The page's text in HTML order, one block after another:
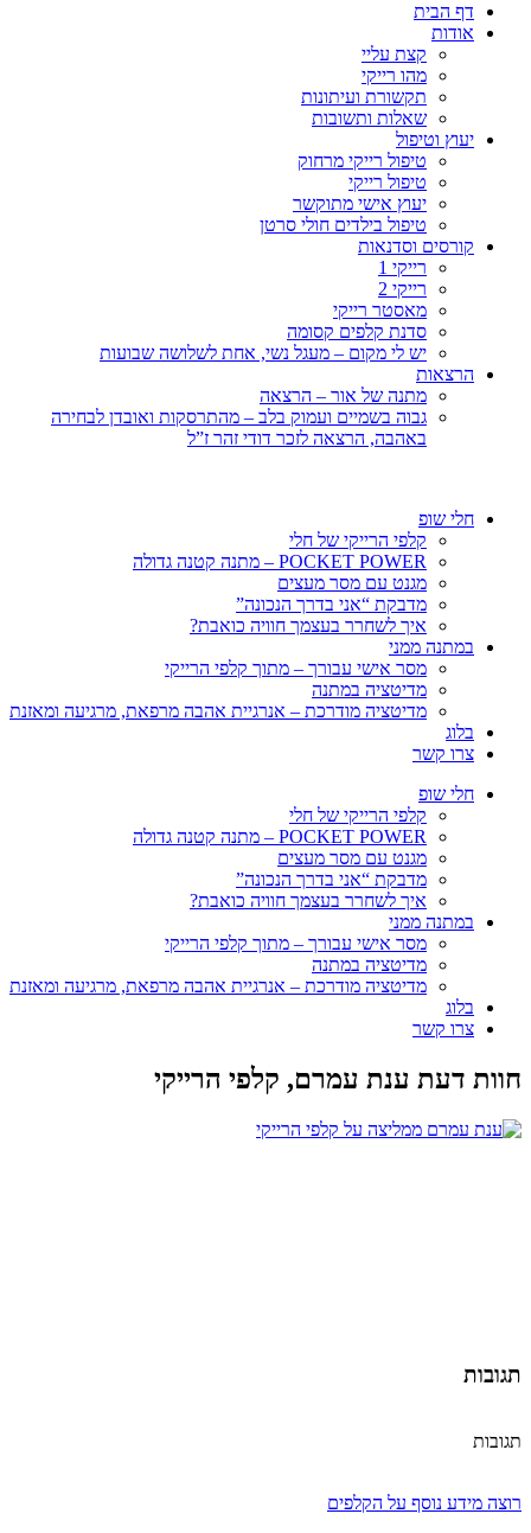
דף הבית
אודות
קצת עליי
מהו רייקי
תקשורת ועיתונות
שאלות ותשובות
יעוץ וטיפול
טיפול רייקי מרחוק
טיפול רייקי
יעוץ אישי מתוקשר
טיפול בילדים חולי סרטן
קורסים וסדנאות
רייקי 1
רייקי 2
מאסטר רייקי
סדנת קלפים קסומה
יש לי מקום – מעגל נשי, אחת לשלושה שבועות
הרצאות
מתנה של אור – הרצאה
גבוה בשמיים ועמוק בלב – מהתרסקות ואובדן לבחירה
באהבה, הרצאה לזכר דודי זהר ז”ל
חלי שופ
קלפי הרייקי של חלי
POCKET POWER – מתנה קטנה גדולה
מגנט עם מסר מעצים
מדבקת “אני בדרך הנכונה”
איך לשחרר בעצמך חוויה כואבת?
במתנה ממני
מסר אישי עבורך – מתוך קלפי הרייקי
מדיטציה במתנה
מדיטציה מודרכת – אנרגיית אהבה מרפאת, מרגיעה ומאזנת
בלוג
צרו קשר
חלי שופ
קלפי הרייקי של חלי
POCKET POWER – מתנה קטנה גדולה
מגנט עם מסר מעצים
מדבקת “אני בדרך הנכונה”
איך לשחרר בעצמך חוויה כואבת?
במתנה ממני
מסר אישי עבורך – מתוך קלפי הרייקי
מדיטציה במתנה
מדיטציה מודרכת – אנרגיית אהבה מרפאת, מרגיעה ומאזנת
בלוג
צרו קשר
חוות דעת ענת עמרם, קלפי הרייקי
תגובות
תגובות
רוצה מידע נוסף על הקלפים